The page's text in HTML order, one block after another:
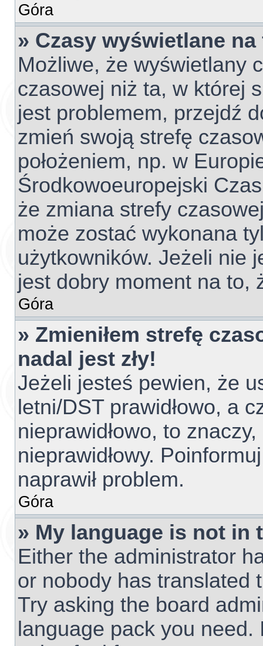
Góra
» Czasy wyświetlane
Możliwe, że wyświetlany
czasowej niż ta, w której
jest problemem, przejdź
zmień swoją strefę
położeniem, np. w
Środkowoeuropejski
że zmiana strefy
może zostać wykonana
użytkowników. Jeżeli nie
jest dobry moment na to,
Góra
» Zmieniłem strefę
nadal jest zły!
Jeżeli jesteś pewien, że
letni/DST prawidłowo, a
nieprawidłowo, to
nieprawidłowy.
naprawił problem.
Góra
» My language is not in
Either the administrator
or nobody has translated
Try asking the board
language pack you